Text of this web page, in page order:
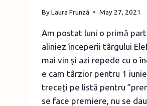
ByLaura Frunză May 27, 2021
Am postat luni o primă
aliniez începerii târgului
mai vin și azi repede cu o
e cam târzior pentru 1
treceți pe listă pentru
se face premiere, nu se